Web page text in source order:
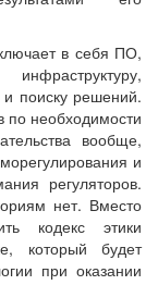
в себя ПО,
поиску решений.
по необходимости
вообще,
и
регуляторов.
нет. Вместо
кодекс этики
который будет
при оказании